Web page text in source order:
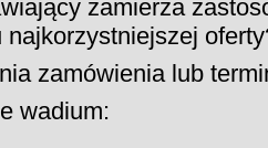
zamierza
najkorzystniejszej
zamówienia lub
wadium: